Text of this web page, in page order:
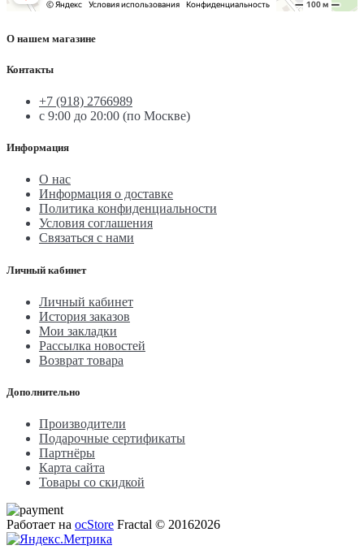
О нашем магазине
Контакты
+7 (918) 2766989
с 9:00 до 20:00 (по Москве)
Информация
О нас
Информация о доставке
Политика конфиденциальности
Условия соглашения
Связаться с нами
Личный кабинет
Личный кабинет
История заказов
Мои закладки
Рассылка новостей
Возврат товара
Дополнительно
Производители
Подарочные сертификаты
Партнёры
Карта сайта
Товары со скидкой
Работает на ocStore Fractal © 20162026